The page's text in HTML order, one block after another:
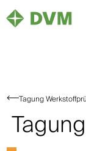
Tagung